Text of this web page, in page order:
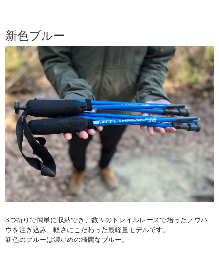
新色ブルー
3つ折りで簡単に収納でき、数々のトレイルレースで培ったノウハ
ウを注ぎ込み、軽さにこだわった最軽量モデルです。
新色のブルーは濃いめの綺麗なブルー。